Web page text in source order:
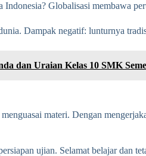
Globalisasi membawa
Dampak negatif: lunturnya
dan Uraian Kelas 10 SMK
materi. Dengan
ujian. Selamat belajar dan